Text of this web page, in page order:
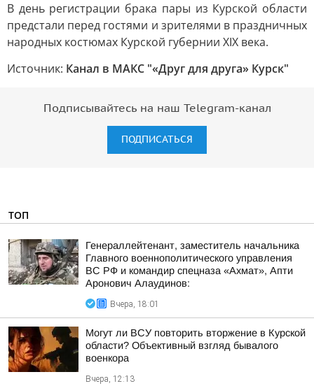
В день регистрации брака пары из Курской области
предстали перед гостями и зрителями в праздничных
народных костюмах Курской губернии XIX века.
Источник: Канал в МАКС "«Друг для друга» Курск"
Подписывайтесь на наш Telegram-канал
ПОДПИСАТЬСЯ
ТОП
Генераллейтенант, заместитель начальника
Главного военнополитического управления
ВС РФ и командир спецназа «Ахмат», Апти
Аронович Алаудинов:
Вчера, 18:01
Могут ли ВСУ повторить вторжение в Курской
области? Объективный взгляд бывалого
военкора
Вчера, 12:13